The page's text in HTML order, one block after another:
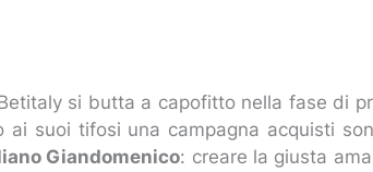
si butta a capofitto nella fase di
ai suoi tifosi una campagna acquisti
Giandomenico: creare la giusta